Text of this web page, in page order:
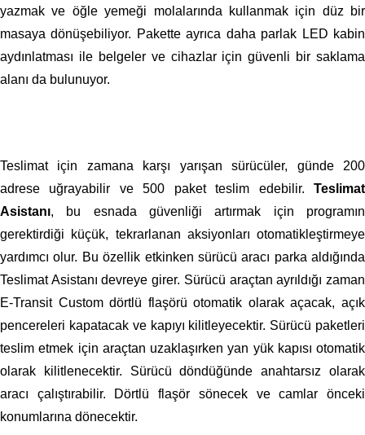
yazmak ve öğle yemeği molalarında kullanmak için düz bir
masaya dönüşebiliyor. Pakette ayrıca daha parlak LED kabin
aydınlatması ile belgeler ve cihazlar için güvenli bir saklama
alanı da bulunuyor.
Teslimat için zamana karşı yarışan sürücüler, günde 200
adrese uğrayabilir ve 500 paket teslim edebilir. Teslimat
Asistanı, bu esnada güvenliği artırmak için programın
gerektirdiği küçük, tekrarlanan aksiyonları otomatikleştirmeye
yardımcı olur. Bu özellik etkinken sürücü aracı parka aldığında
Teslimat Asistanı devreye girer. Sürücü araçtan ayrıldığı zaman
E-Transit Custom dörtlü flaşörü otomatik olarak açacak, açık
pencereleri kapatacak ve kapıyı kilitleyecektir. Sürücü paketleri
teslim etmek için araçtan uzaklaşırken yan yük kapısı otomatik
olarak kilitlenecektir. Sürücü döndüğünde anahtarsız olarak
aracı çalıştırabilir. Dörtlü flaşör sönecek ve camlar önceki
konumlarına dönecektir.